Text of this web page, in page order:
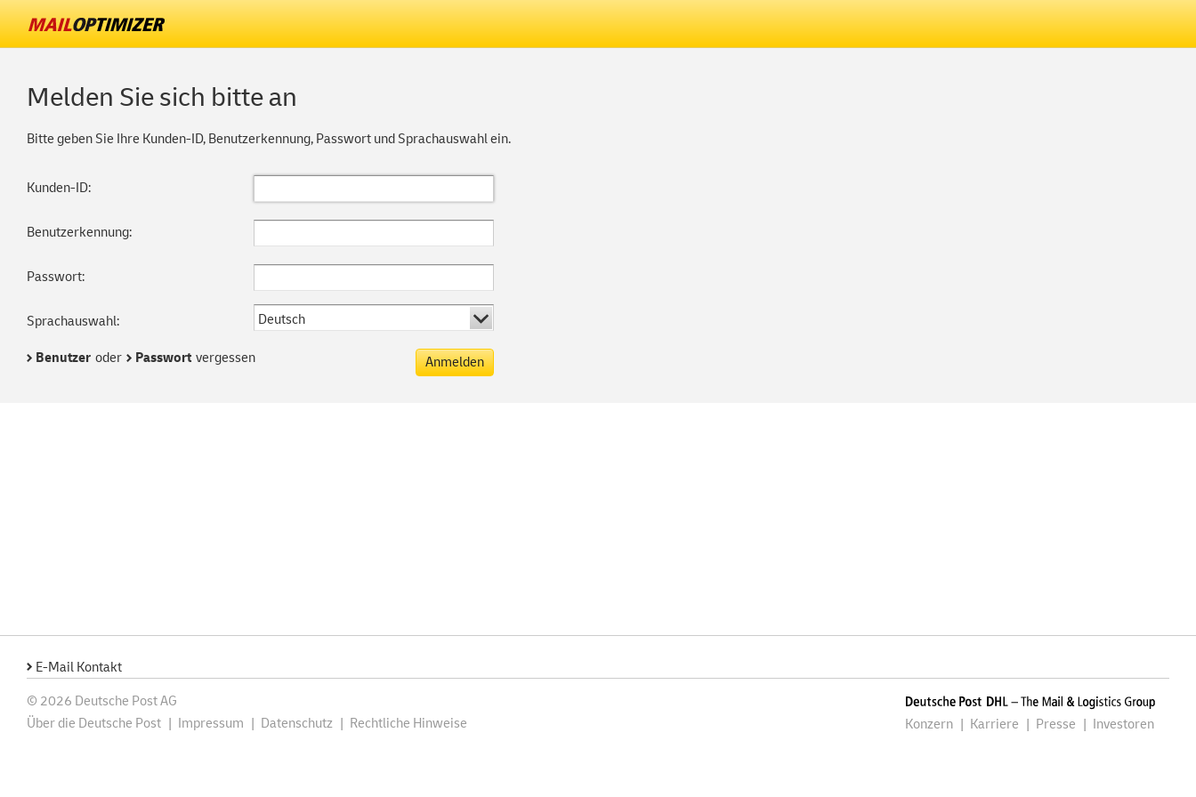
Melden Sie sich bitte an
Bitte geben Sie Ihre Kunden-ID, Benutzerkennung, Passwort und Sprachauswahl ein.
Kunden-ID:
Benutzerkennung:
Passwort:
Sprachauswahl: Deutsch
Benutzer oder Passwort vergessen Anmelden
E-Mail Kontakt
© 2026 Deutsche Post AG
Über die Deutsche Post
Impressum Datenschutz Rechtliche Hinweise Konzern Karriere Presse Investoren